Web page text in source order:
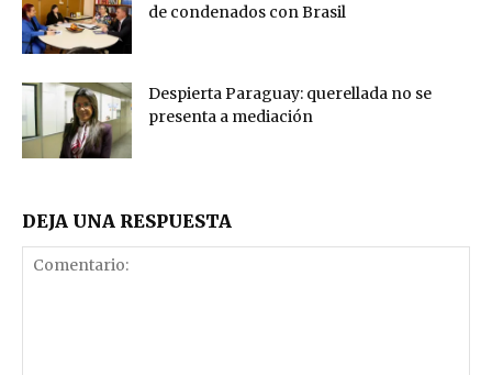
de condenados con Brasil
Despierta Paraguay: querellada no se
presenta a mediación
DEJA UNA RESPUESTA